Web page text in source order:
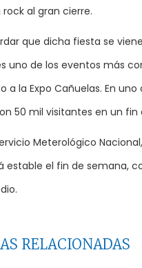
al gran cierre.
que dicha fiesta se
uno de los eventos más
a la Expo Cañuelas. En uno
50 mil visitantes en un fin
Meterológico
estable el fin de semana,
RELACIONADAS